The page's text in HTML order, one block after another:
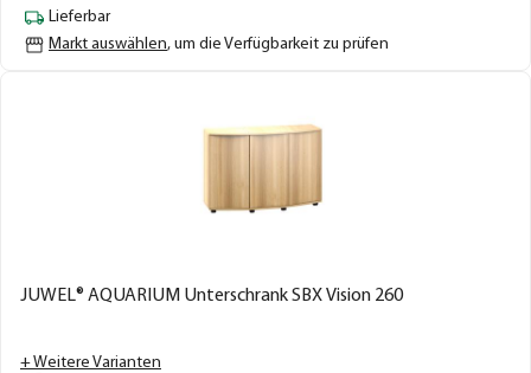
Lieferbar
Markt auswählen, um die Verfügbarkeit zu prüfen
JUWEL® AQUARIUM Unterschrank SBX Vision 260
+ Weitere Varianten